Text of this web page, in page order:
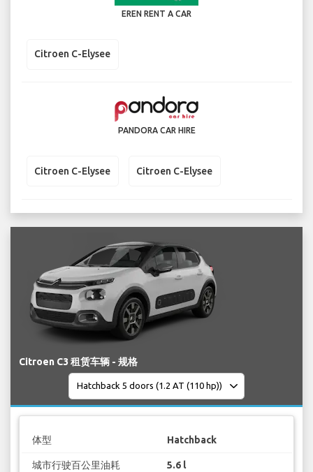
EREN RENT A CAR
Citroen C-Elysee
PANDORA CAR HIRE
Citroen C-Elysee Citroen C-Elysee
Citroen C3 租赁车辆 - 规格
体型 Hatchback
城市行驶百公里油耗 5.6 l